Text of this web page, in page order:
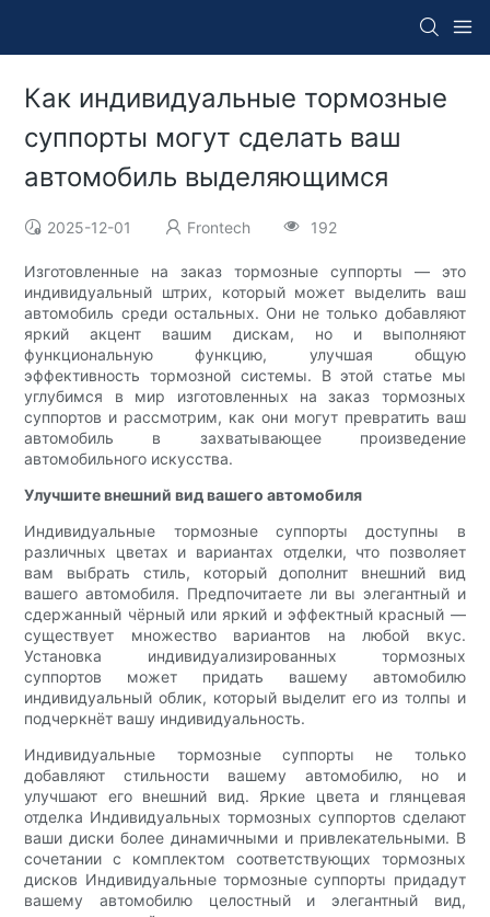
Как индивидуальные тормозные
суппорты могут сделать ваш
автомобиль выделяющимся
2025-12-01 Frontech 192
Изготовленные на заказ тормозные суппорты — это
индивидуальный штрих, который может выделить ваш
автомобиль среди остальных. Они не только добавляют
яркий акцент вашим дискам, но и выполняют
функциональную функцию, улучшая общую
эффективность тормозной системы. В этой статье мы
углубимся в мир изготовленных на заказ тормозных
суппортов и рассмотрим, как они могут превратить ваш
автомобиль в захватывающее произведение
автомобильного искусства.
Улучшите внешний вид вашего автомобиля
Индивидуальные тормозные суппорты доступны в
различных цветах и ​​вариантах отделки, что позволяет
вам выбрать стиль, который дополнит внешний вид
вашего автомобиля. Предпочитаете ли вы элегантный и
сдержанный чёрный или яркий и эффектный красный —
существует множество вариантов на любой вкус.
Установка индивидуализированных тормозных
суппортов может придать вашему автомобилю
индивидуальный облик, который выделит его из толпы и
подчеркнёт вашу индивидуальность.
Индивидуальные тормозные суппорты не только
добавляют стильности вашему автомобилю, но и
улучшают его внешний вид. Яркие цвета и глянцевая
отделка Индивидуальных тормозных суппортов сделают
ваши диски более динамичными и привлекательными. В
сочетании с комплектом соответствующих тормозных
дисков Индивидуальные тормозные суппорты придадут
вашему автомобилю целостный и элегантный вид,